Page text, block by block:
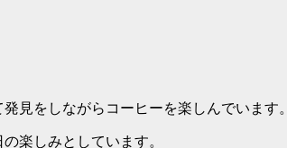
見をしながらコーヒーを楽しんでいます。
楽しみとしています。